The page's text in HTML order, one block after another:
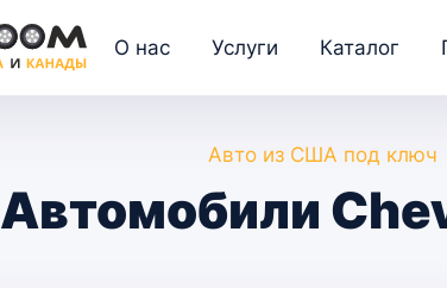
О нас Услуги Каталог
Авто из США под ключ
Автомобили